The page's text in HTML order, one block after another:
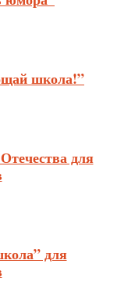
школа!”
для
для